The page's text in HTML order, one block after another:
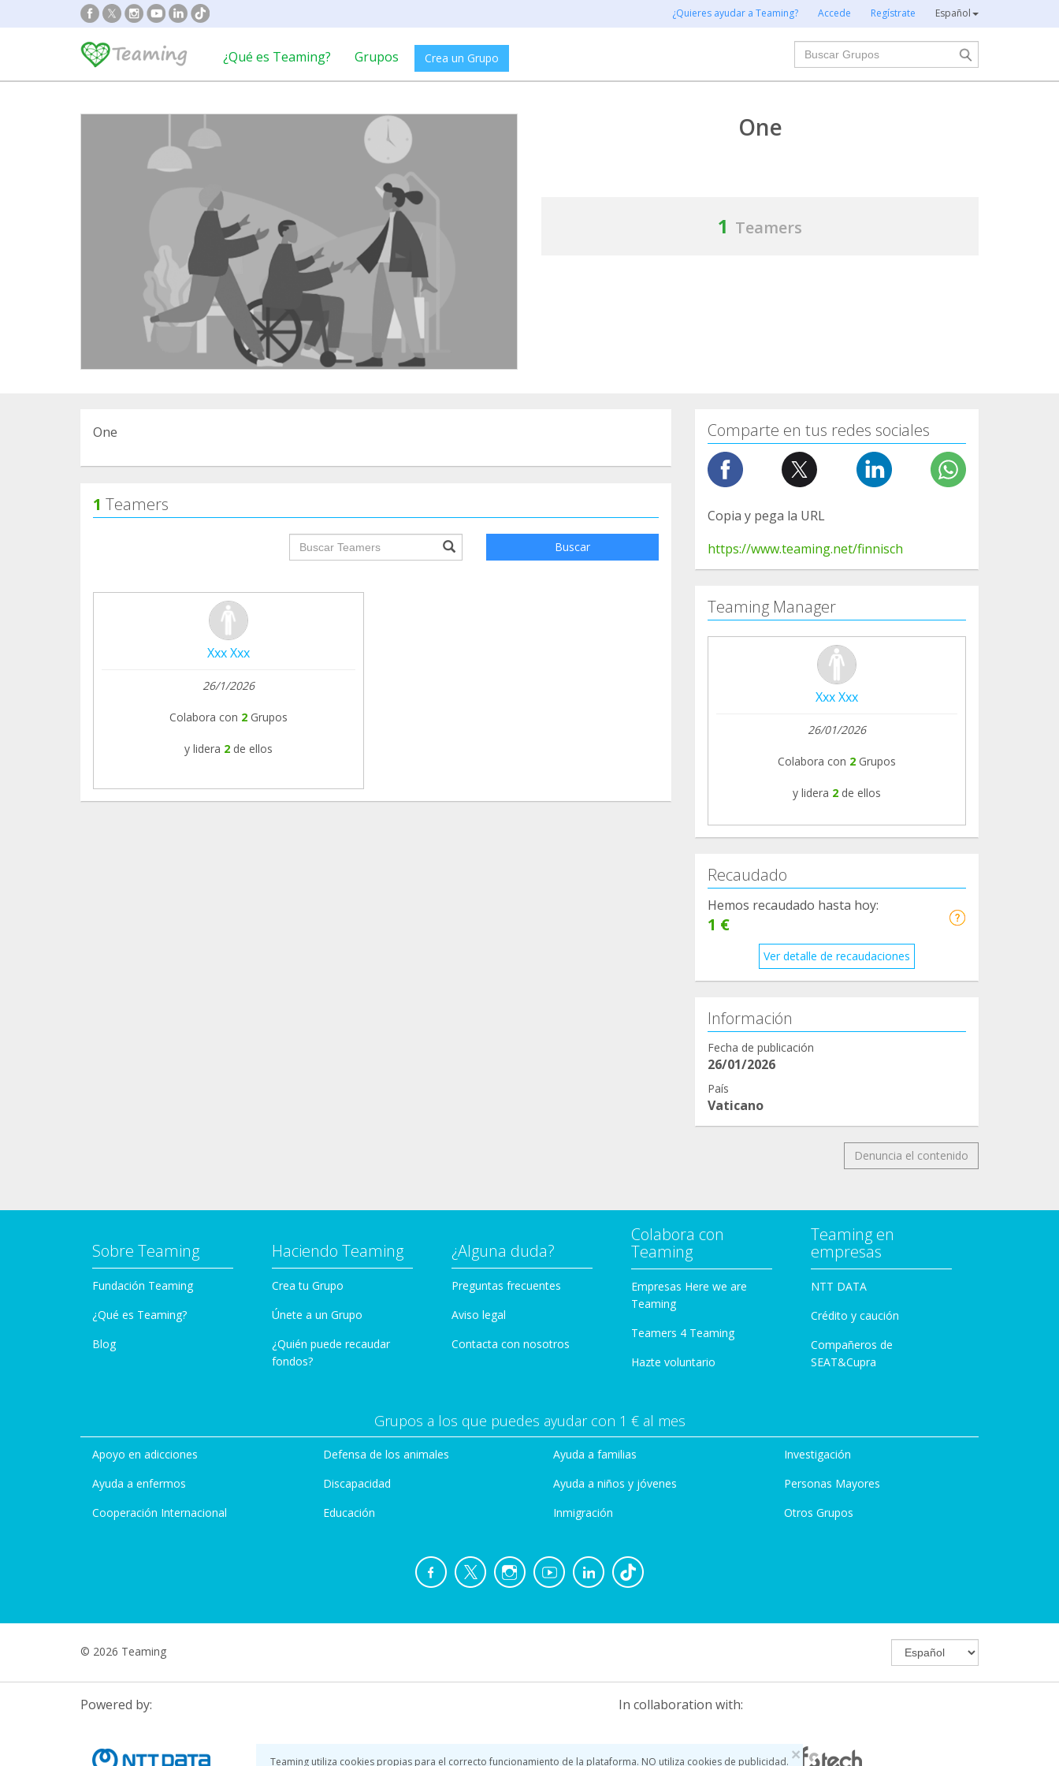
×
Teaming utiliza cookies propias para el correcto funcionamiento de la plataforma. NO utiliza cookies de publicidad.
¿Quieres ayudar a Teaming? Accede Regístrate Español
¿Qué es Teaming? Grupos Crea un Grupo
Buscar
One
1 Teamers
One
1 Teamers
groupProfile.searchForm.search.text??? Buscar
Xxx Xxx
26/1/2026
Colabora con 2 Grupos
y lidera 2 de ellos
Comparte en tus redes sociales
Copia y pega la URL
https://www.teaming.net/finnisch
Teaming Manager
Xxx Xxx
26/01/2026
Colabora con 2 Grupos
y lidera 2 de ellos
Recaudado
Hemos recaudado hasta hoy:
1 €
Ver detalle de recaudaciones
Información
Fecha de publicación
26/01/2026
País
Vaticano
Denuncia el contenido
Sobre Teaming
Fundación Teaming
¿Qué es Teaming?
Blog
Haciendo Teaming
Crea tu Grupo
Únete a un Grupo
¿Quién puede recaudar
fondos?
¿Alguna duda?
Preguntas frecuentes
Aviso legal
Contacta con nosotros
Colabora con
Teaming
Empresas Here we are
Teaming
Teamers 4 Teaming
Hazte voluntario
Teaming en
empresas
NTT DATA
Crédito y caución
Compañeros de
SEAT&Cupra
Grupos a los que puedes ayudar con 1 € al mes
Apoyo en adicciones
Ayuda a enfermos
Cooperación Internacional
Defensa de los animales
Discapacidad
Educación
Ayuda a familias
Ayuda a niños y jóvenes
Inmigración
Investigación
Personas Mayores
Otros Grupos
© 2026 Teaming
Powered by: In collaboration with: